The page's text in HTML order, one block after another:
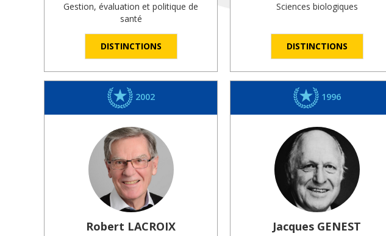
Gestion, évaluation et politique de
santé
DISTINCTIONS
Sciences biologiques
DISTINCTIONS
2002
Robert LACROIX
1996
Jacques GENEST